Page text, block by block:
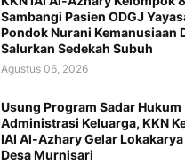
Sambangi Pasien ODGJ
Pondok Nurani Kemanusiaan
Salurkan Sedekah Subuh
Agustus 06, 2026
Usung Program Sadar Hukum
Administrasi Keluarga, KKN
IAI Al-Azhary Gelar Lokakarya
Desa Murnisari